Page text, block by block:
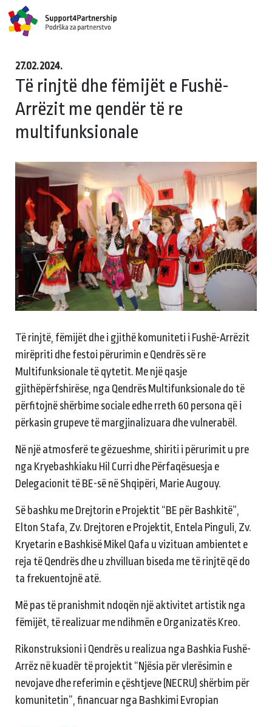
27.02.2024.
Të rinjtë dhe fëmijët e Fushë-
Arrëzit me qendër të re
multifunksionale
Të rinjtë, fëmijët dhe i gjithë komuniteti i Fushë-Arrëzit
mirëpriti dhe festoi përurimin e Qendrës së re
Multifunksionale të qytetit. Me një qasje
gjithëpërfshirëse, nga Qendrës Multifunksionale do të
përfitojnë shërbime sociale edhe rreth 60 persona që i
përkasin grupeve të margjinalizuara dhe vulnerabël.
Në një atmosferë te gëzueshme, shiriti i përurimit u pre
nga Kryebashkiaku Hil Curri dhe Përfaqësuesja e
Delegacionit të BE-së në Shqipëri, Marie Augouy.
Së bashku me Drejtorin e Projektit “BE për Bashkitë”,
Elton Stafa, Zv. Drejtoren e Projektit, Entela Pinguli, Zv.
Kryetarin e Bashkisë Mikel Qafa u vizituan ambientet e
reja të Qendrës dhe u zhvilluan biseda me të rinjtë që do
ta frekuentojnë atë.
Më pas të pranishmit ndoqën një aktivitet artistik nga
fëmijët, të realizuar me ndihmën e Organizatës Kreo.
Rikonstruksioni i Qendrës u realizua nga Bashkia Fushë-
Arrëz në kuadër të projektit “Njësia për vlerësimin e
nevojave dhe referimin e çështjeve (NECRU) shërbim për
komunitetin”, financuar nga Bashkimi Evropian